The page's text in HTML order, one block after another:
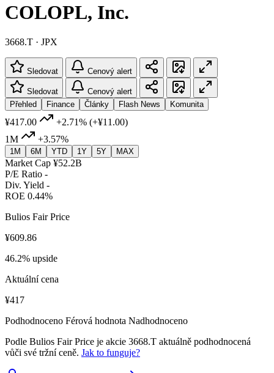
COLOPL, Inc.
3668.T · JPX
Sledovat Cenový alert
Sledovat
Cenový alert
Přehled
Finance Články Flash News Komunita
¥417.00 +2.71% (+¥11.00)
1M
+3.57%
1M 6M YTD 1Y 5Y MAX
Market Cap ¥52.2B
P/E Ratio -
Div. Yield -
ROE 0.44%
Bulios Fair Price
¥609.86
46.2% upside
Aktuální cena
¥417
Podhodnoceno Férová hodnota Nadhodnoceno
Podle Bulios Fair Price je akcie 3668.T aktuálně podhodnocená
vůči své tržní ceně. Jak to funguje?